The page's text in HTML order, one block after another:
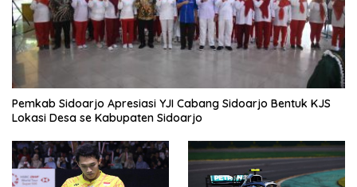
Pemkab Sidoarjo Apresiasi YJI Cabang Sidoarjo Bentuk KJS
Lokasi Desa se Kabupaten Sidoarjo